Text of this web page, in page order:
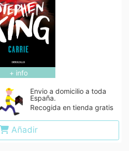
+ info
Envio a domicilio a toda
España.
Recogida en tienda gratis
Añadir